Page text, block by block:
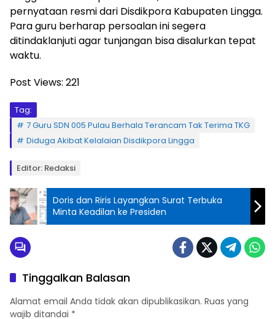
pernyataan resmi dari Disdikpora Kabupaten Lingga.
Para guru berharap persoalan ini segera
ditindaklanjuti agar tunjangan bisa disalurkan tepat
waktu.
Post Views: 221
Tag:
7 Guru SDN 005 Pulau Berhala Terancam Tak Terima TKG
Diduga Akibat Kelalaian Disdikpora Lingga
Editor: Redaksi
Doris dan Riris Layangkan Surat Terbuka
Minta Keadilan ke Presiden
Tinggalkan Balasan
Alamat email Anda tidak akan dipublikasikan. Ruas yang
wajib ditandai *